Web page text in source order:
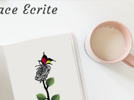
Ecrite